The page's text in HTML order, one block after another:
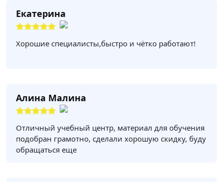
Екатерина
Хорошие специалисты,быстро и чётко работают!
Алина Малина
Отличный учебный центр, материал для обучения
подобран грамотно, сделали хорошую скидку, буду
обращаться еще